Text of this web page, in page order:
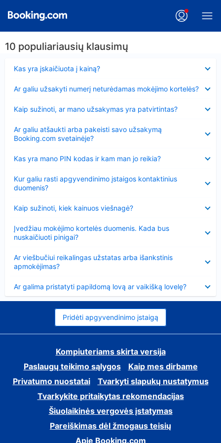
10 populiariausių klausimų
Kas yra įskaičiuota į kainą?
Ar galiu užsakyti numerį neturėdamas mokėjimo kortelės?
Kaip sužinoti, ar mano užsakymas yra patvirtintas?
Ar galiu atšaukti arba pakeisti savo užsakymą
Booking.com svetainėje?
Kas yra mano PIN kodas ir kam man jo reikia?
Kur galiu rasti apgyvendinimo įstaigos kontaktinius
duomenis?
Kaip sužinoti, kiek kainuos viešnagė?
Įvedžiau mokėjimo kortelės duomenis. Kada bus
nuskaičiuoti pinigai?
Ar viešbučiui reikalingas užstatas arba išankstinis
apmokėjimas?
Ar galima pristatyti papildomą lovą ar vaikišką lovelę?
Pridėti apgyvendinimo įstaigą
Kompiuteriams skirta versija
Paslaugų teikimo sąlygos
Kaip mes dirbame
Privatumo nuostatai
Tvarkyti slapukų nustatymus
Tvarkykite pritaikytas rekomendacijas
Šiuolaikinės vergovės įstatymas
Pareiškimas dėl žmogaus teisių
Apie Booking.com